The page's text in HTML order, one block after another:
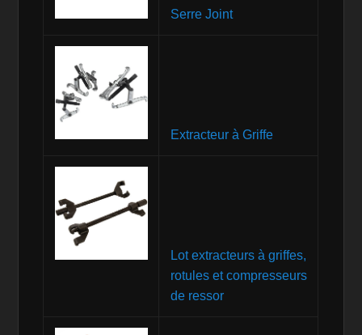
Serre Joint
Extracteur à Griffe
Lot extracteurs à griffes,
rotules et compresseurs
de ressor